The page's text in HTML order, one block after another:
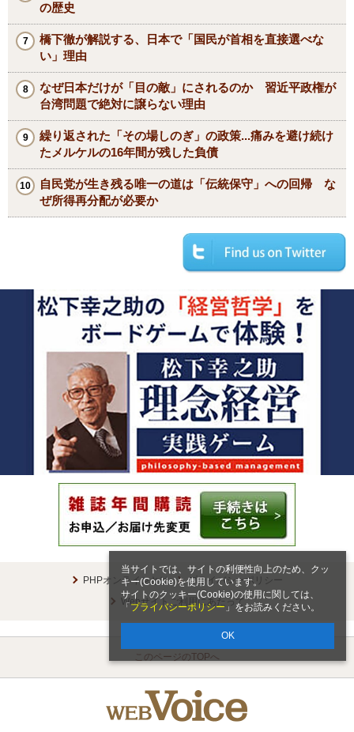
当サイトでは、サイトの利便性向上のため、クッ
キー(Cookie)を使用しています。
サイトのクッキー(Cookie)の使用に関しては、
「 プライバシーポリシー 」をお読みください。
OK
の歴史
橋下徹が解説する、日本で「国民が首相を直接選べな
い」理由
なぜ日本だけが「目の敵」にされるのか 習近平政権が
台湾問題で絶対に譲らない理由
繰り返された「その場しのぎ」の政策...痛みを避け続け
たメルケルの16年間が残した負債
自民党が生き残る唯一の道は「伝統保守」への回帰 な
ぜ所得再分配が必要か
PHPオンラインとは
プライバシーポリシー
Webサイトご利用にあたって
このページのTOPへ